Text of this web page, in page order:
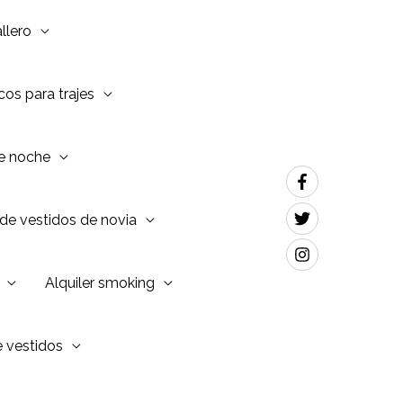
para trajes
noche
vestidos de novia
Alquiler smoking
vestidos